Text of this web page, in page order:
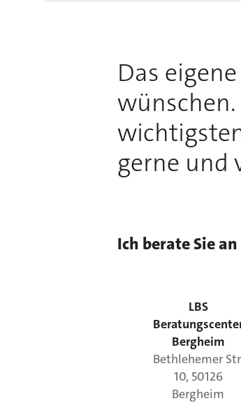
Das
gerne und
Ich berate Sie
LBS
Bergheim
Bethlehemer
10, 50126
Bergheim